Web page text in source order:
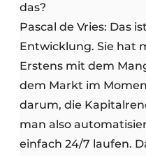
das?
Pascal de Vries: Das
Entwicklung. Sie hat
Erstens mit dem
dem Markt im
darum, die
man also
einfach 24/7 laufen.